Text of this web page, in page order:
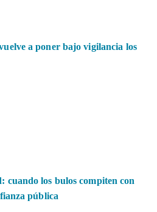
a poner bajo vigilancia los
cuando los bulos compiten con
pública